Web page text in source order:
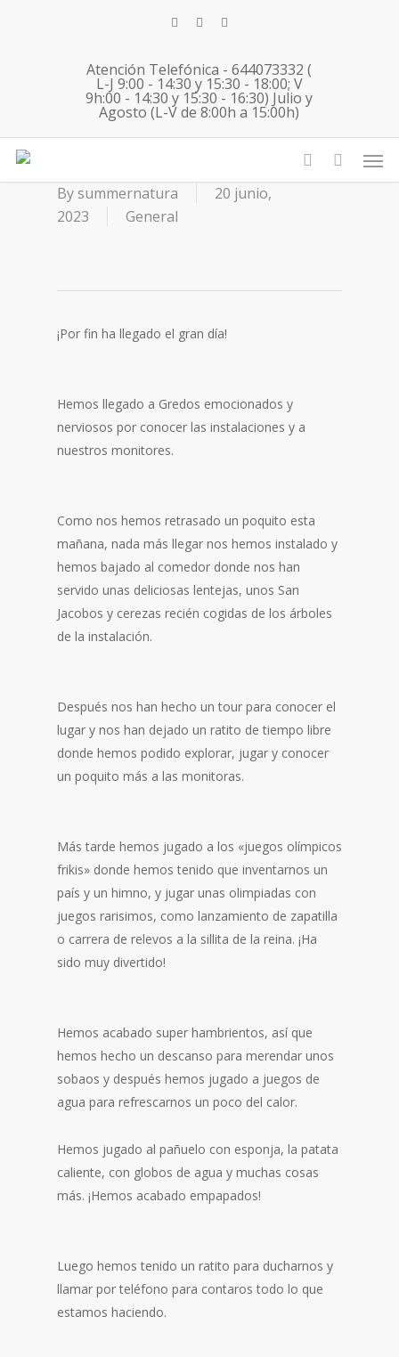
twitterfacebookinstagram
Atención Telefónica - 644073332 (
L-J 9:00 - 14:30 y 15:30 - 18:00; V
9h:00 - 14:30 y 15:30 - 16:30) Julio y
Agosto (L-V de 8:00h a 15:00h)
account
19/06/23 Inmersión de
Bysummernatura
20 junio,
2023
General
¡Por fin ha llegado el gran día!
Hemos llegado a Gredos emocionados y
nerviosos por conocer las instalaciones y a
nuestros monitores.
Como nos hemos retrasado un poquito esta
mañana, nada más llegar nos hemos instalado y
hemos bajado al comedor donde nos han
servido unas deliciosas lentejas, unos San
Jacobos y cerezas recién cogidas de los árboles
de la instalación.
Después nos han hecho un tour para conocer el
lugar y nos han dejado un ratito de tiempo libre
donde hemos podido explorar, jugar y conocer
un poquito más a las monitoras.
Más tarde hemos jugado a los «juegos olímpicos
frikis» donde hemos tenido que inventarnos un
país y un himno, y jugar unas olimpiadas con
juegos rarisimos, como lanzamiento de zapatilla
o carrera de relevos a la sillita de la reina. ¡Ha
sido muy divertido!
Hemos acabado super hambrientos, así que
hemos hecho un descanso para merendar unos
sobaos y después hemos jugado a juegos de
agua para refrescarnos un poco del calor.
Hemos jugado al pañuelo con esponja, la patata
caliente, con globos de agua y muchas cosas
más. ¡Hemos acabado empapados!
Luego hemos tenido un ratito para ducharnos y
llamar por teléfono para contaros todo lo que
estamos haciendo.